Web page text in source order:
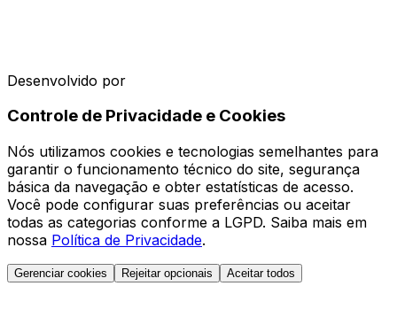
Desenvolvido por
Controle de Privacidade e Cookies
Nós utilizamos cookies e tecnologias semelhantes para
garantir o funcionamento técnico do site, segurança
básica da navegação e obter estatísticas de acesso.
Você pode configurar suas preferências ou aceitar
todas as categorias conforme a LGPD. Saiba mais em
nossa Política de Privacidade.
Gerenciar cookies Rejeitar opcionais Aceitar todos